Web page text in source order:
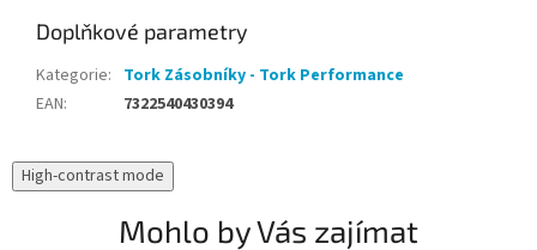
Doplňkové parametry
Kategorie: Tork Zásobníky - Tork Performance
EAN: 7322540430394
High-contrast mode
Mohlo by Vás zajímat